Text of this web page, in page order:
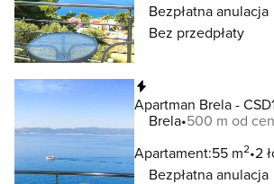
Bezpłatna anulacja
Bez przedpłaty
Apartman Brela -
Brela 500 m od
Apartament:55 m2 2
Bezpłatna anulacja